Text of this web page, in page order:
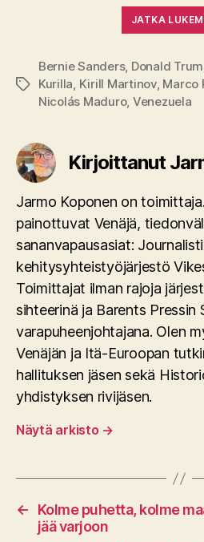
JATKA
Avainsanat
Bernie Sanders, Donald
Kurilla, Kirill Martinov, Marco
Nicolás Maduro, Venezuela
Kirjoittanut
Jarmo Koponen on
painottuvat Venäjä,
sananvapausasiat:
kehitysyhteistyöjärjestö
Toimittajat ilman rajoja
sihteerinä ja Barents Pressin
varapuheenjohtajana. Olen
Venäjän ja Itä-Euroopan
hallituksen jäsen sekä
yhdistyksen rivijäsen.
Näytä arkisto →
←
Kolme puhetta, kolme
jää varjoon